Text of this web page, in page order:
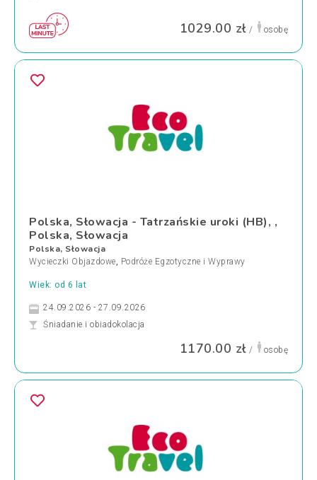
1029.00 zł / osobę
Polska, Słowacja - Tatrzańskie uroki (HB), ,
Polska, Słowacja
Polska, Słowacja
Wycieczki Objazdowe, Podróże Egzotyczne i Wyprawy
Wiek: od 6 lat
24.09.2026 - 27.09.2026
Śniadanie i obiadokolacja
1170.00 zł / osobę